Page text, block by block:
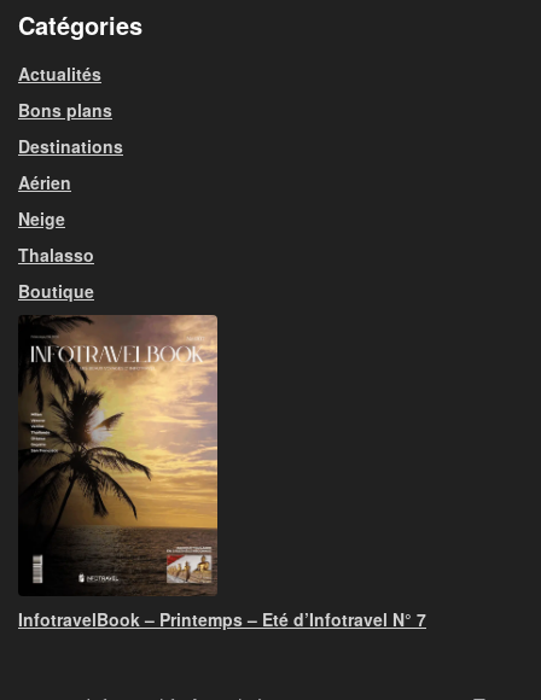
Catégories
Actualités
Bons plans
Destinations
Aérien
Neige
Thalasso
Boutique
InfotravelBook – Printemps – Eté d’Infotravel N° 7